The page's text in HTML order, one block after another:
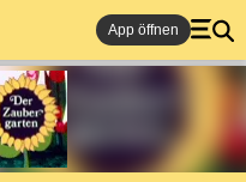
App öffnen